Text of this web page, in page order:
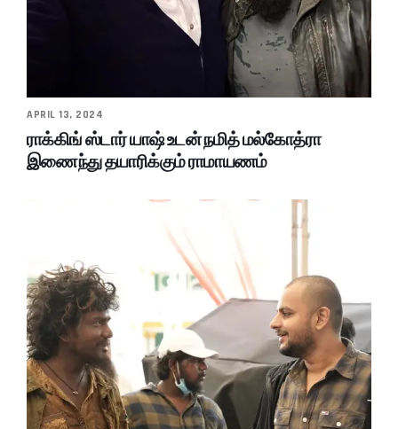
APRIL 13, 2024
ராக்கிங் ஸ்டார் யாஷ் உடன் நமித் மல்கோத்ரா
இணைந்து தயாரிக்கும் ராமாயணம்